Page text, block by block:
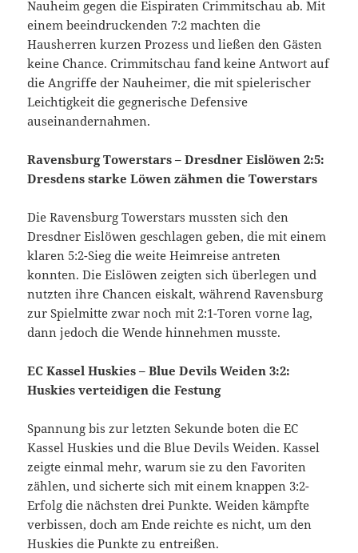
Nauheim gegen die Eispiraten Crimmitschau ab. Mit
einem beeindruckenden 7:2 machten die
Hausherren kurzen Prozess und ließen den Gästen
keine Chance. Crimmitschau fand keine Antwort auf
die Angriffe der Nauheimer, die mit spielerischer
Leichtigkeit die gegnerische Defensive
auseinandernahmen.
Ravensburg Towerstars – Dresdner Eislöwen 2:5:
Dresdens starke Löwen zähmen die Towerstars
Die Ravensburg Towerstars mussten sich den
Dresdner Eislöwen geschlagen geben, die mit einem
klaren 5:2-Sieg die weite Heimreise antreten
konnten. Die Eislöwen zeigten sich überlegen und
nutzten ihre Chancen eiskalt, während Ravensburg
zur Spielmitte zwar noch mit 2:1-Toren vorne lag,
dann jedoch die Wende hinnehmen musste.
EC Kassel Huskies – Blue Devils Weiden 3:2:
Huskies verteidigen die Festung
Spannung bis zur letzten Sekunde boten die EC
Kassel Huskies und die Blue Devils Weiden. Kassel
zeigte einmal mehr, warum sie zu den Favoriten
zählen, und sicherte sich mit einem knappen 3:2-
Erfolg die nächsten drei Punkte. Weiden kämpfte
verbissen, doch am Ende reichte es nicht, um den
Huskies die Punkte zu entreißen.